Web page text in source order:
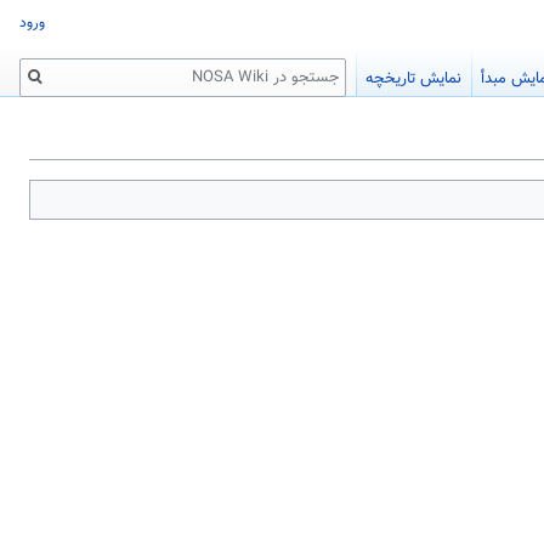
ورود
مبدأ نمایش تاریخچه جستجو